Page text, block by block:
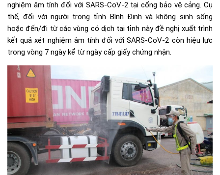
nghiệm âm tính đối với SARS-CoV-2 tại cổng bảo vệ cảng. Cụ
thể, đối với người trong tỉnh Bình Định và không sinh sống
hoặc đến/đi từ các vùng có dịch tại tỉnh này đề nghị xuất trình
kết quả xét nghiệm âm tính đối với SARS-CoV-2 còn hiệu lực
trong vòng 7 ngày kể từ ngày cấp giấy chứng nhận.